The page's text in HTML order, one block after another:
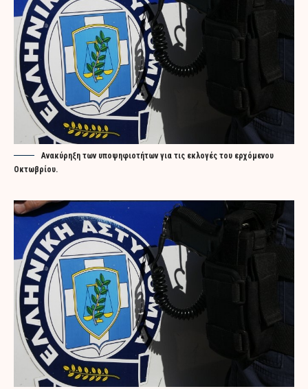
Ανακύρηξη των υποψηφιοτήτων για τις εκλογές του ερχόμενου
Οκτωβρίου.